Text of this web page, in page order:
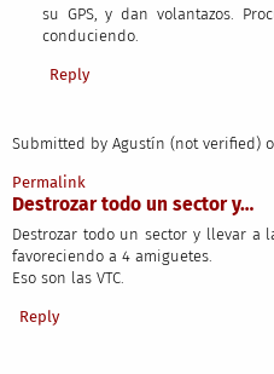
su GPS, y dan volantazos.
conduciendo.
Reply
Submitted by Agustín (not verified)
Permalink
Destrozar todo un sector y…
Destrozar todo un sector y llevar a
favoreciendo a 4 amiguetes.
Eso son las VTC.
Reply